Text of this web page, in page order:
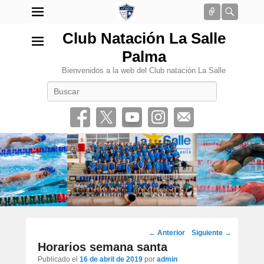
Conectar
Club Natación La Salle
Palma
Bienvenidos a la web del Club natación La Salle
•
Navegación
por
los
← Anterior Siguiente →
Horarios semana santa
Publicado el 16 de abril de 2019 por admin